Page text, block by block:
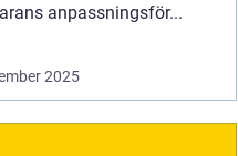
anpassningsför...
2025